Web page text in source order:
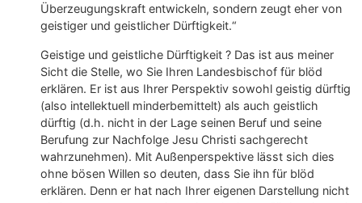
Überzeugungskraft entwickeln, sondern zeugt eher von
geistiger und geistlicher Dürftigkeit.“
Geistige und geistliche Dürftigkeit ? Das ist aus meiner
Sicht die Stelle, wo Sie Ihren Landesbischof für blöd
erklären. Er ist aus Ihrer Perspektiv sowohl geistig dürftig
(also intellektuell minderbemittelt) als auch geistlich
dürftig (d.h. nicht in der Lage seinen Beruf und seine
Berufung zur Nachfolge Jesu Christi sachgerecht
wahrzunehmen). Mit Außenperspektive lässt sich dies
ohne bösen Willen so deuten, dass Sie ihn für blöd
erklären. Denn er hat nach Ihrer eigenen Darstellung nicht